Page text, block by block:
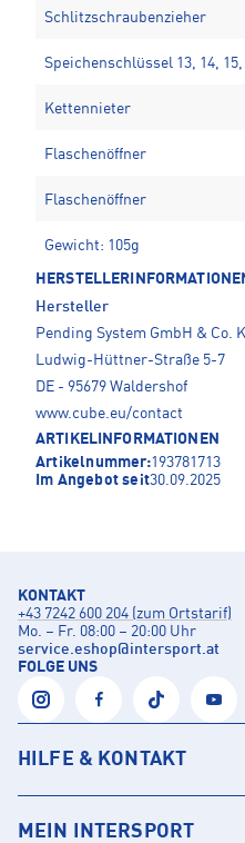
Schlitzschraubenzieher
Speichenschlüssel 13, 14,
Kettennieter
Flaschenöffner
Flaschenöffner
Gewicht: 105g
Hersteller
Pending System GmbH & Co.
Ludwig-Hüttner-Straße 5-7
DE - 95679 Waldershof
www.cube.eu/contact
ARTIKELINFORMATIONEN
Artikelnummer:193781713
Im Angebot seit30.09.2025
KONTAKT
+43 7242 600 204 (zum Ortstarif)
Mo. – Fr. 08:00 – 20:00 Uhr
service.eshop@intersport.at
FOLGE UNS
HILFE & KONTAKT
MEIN INTERSPORT